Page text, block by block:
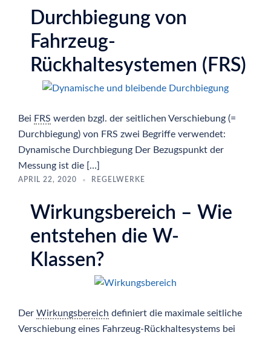
Durchbiegung von
Fahrzeug-
Rückhaltesystemen (FRS)
Bei FRS werden bzgl. der seitlichen Verschiebung (=
Durchbiegung) von FRS zwei Begriffe verwendet:
Dynamische Durchbiegung Der Bezugspunkt der
Messung ist die […]
APRIL 22, 2020 REGELWERKE
Wirkungsbereich – Wie
entstehen die W-
Klassen?
Der Wirkungsbereich definiert die maximale seitliche
Verschiebung eines Fahrzeug-Rückhaltesystems bei